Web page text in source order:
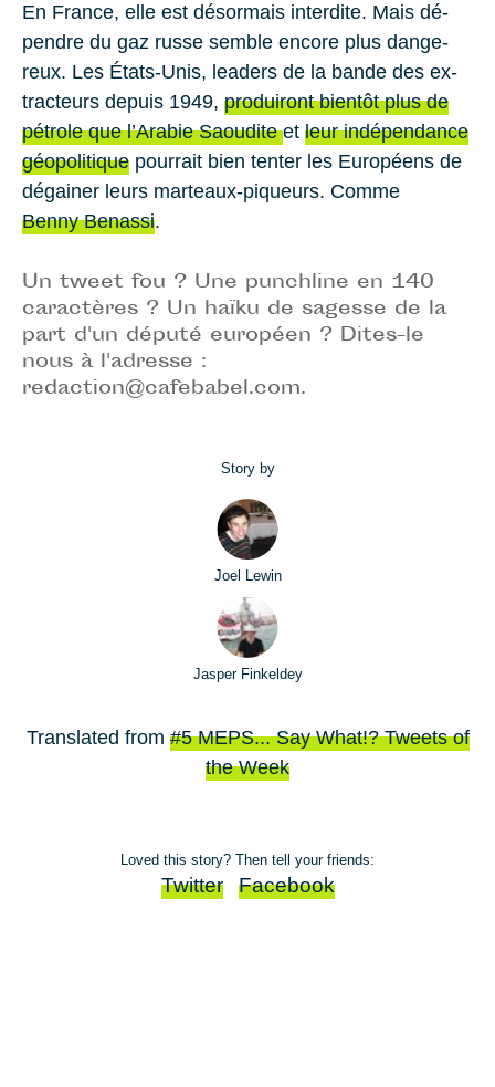
En France, elle est dé­sor­mais in­ter­dite. Mais dé­
pendre du gaz russe semble en­core plus dan­ge­
reux. Les États-Unis, lea­ders de la bande des ex­
trac­teurs de­puis 1949, pro­dui­ront bien­tôt plus de
pé­trole que l’Ara­bie Saou­diteet leur in­dé­pen­dance
géo­po­li­tique pour­rait bien ten­ter les Eu­ro­péens de
dé­gai­ner leurs mar­teaux-pi­queurs. Comme
Benny Ben­assi.
Un tweet fou ? Une punchline en 140
caractères ? Un haïku de sagesse de la
part d'un député européen ? Dites-le
nous à l'adresse :
redaction@cafebabel.com.
Story by
Joel Lewin
Jasper Finkeldey
Translated from #5 MEPS... Say What!? Tweets of
the Week
Loved this story? Then tell your friends:
Twitter Facebook